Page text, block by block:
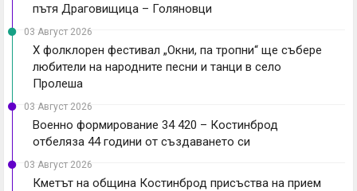
пътя Драговищица – Голяновци
03 Август 2026
X фолклорен фестивал „Окни, па тропни“ ще събере
любители на народните песни и танци в село
Пролеша
03 Август 2026
Военно формирование 34 420 – Костинброд
отбеляза 44 години от създаването си
03 Август 2026
Кметът на община Костинброд присъства на прием